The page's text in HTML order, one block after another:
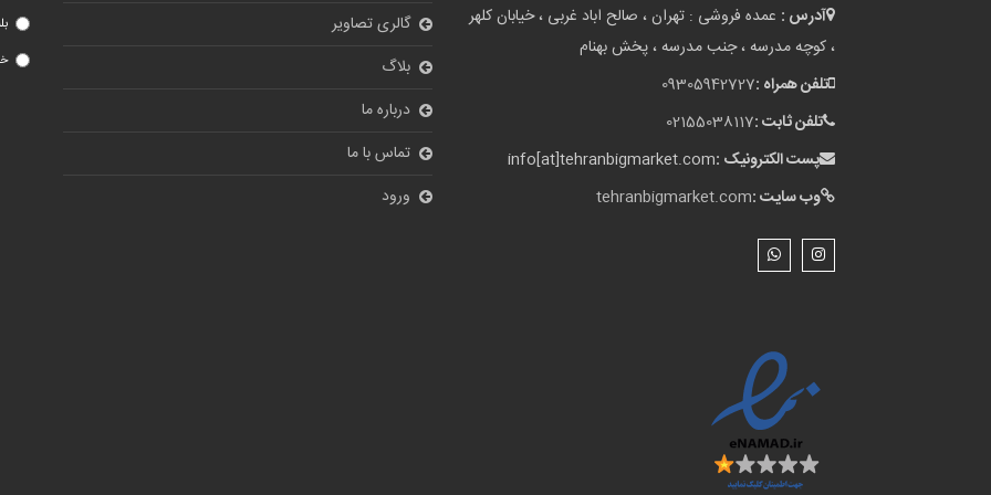
آدرس : عمده فروشی : تهران ، صالح اباد غربی ، خیابان کلهر
، کوچه مدرسه ، جنب مدرسه ، پخش بهنام
تلفن همراه :09305942727
تلفن ثابت :02155038117
پست الکترونیک :info[at]tehranbigmarket.com
وب سایت :tehranbigmarket.com
گالری تصاویر
بلاگ
درباره ما
تماس با ما
ورود